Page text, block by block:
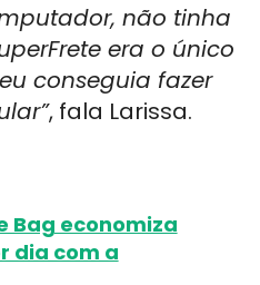
não tinha
era o único
conseguia fazer
, fala Larissa.
Bag economiza
dia com a